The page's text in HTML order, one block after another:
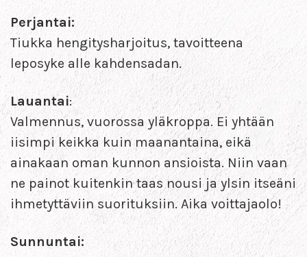
Perjantai:
Tiukka hengitysharjoitus, tavoitteena
leposyke alle kahdensadan.
Lauantai:
Valmennus, vuorossa yläkroppa. Ei yhtään
iisimpi keikka kuin maanantaina, eikä
ainakaan oman kunnon ansioista. Niin vaan
ne painot kuitenkin taas nousi ja ylsin itseäni
ihmetyttäviin suorituksiin. Aika voittajaolo!
Sunnuntai: